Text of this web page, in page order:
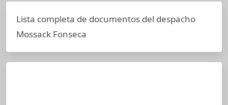
Lista completa de documentos del despacho
Mossack Fonseca